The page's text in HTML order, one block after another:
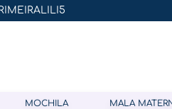
MOCHILA MALA